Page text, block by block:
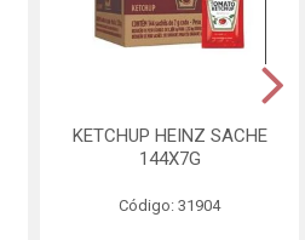
KETCHUP HEINZ SACHE
144X7G
Código: 31904